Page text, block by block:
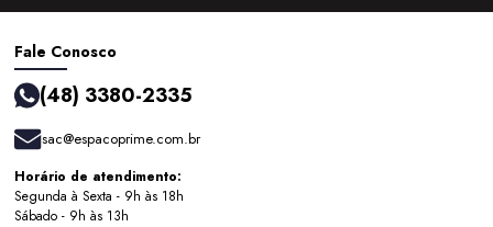
Fale Conosco
(48) 3380-2335
sac@espacoprime.com.br
Horário de atendimento:
Segunda à Sexta - 9h às 18h
Sábado - 9h às 13h